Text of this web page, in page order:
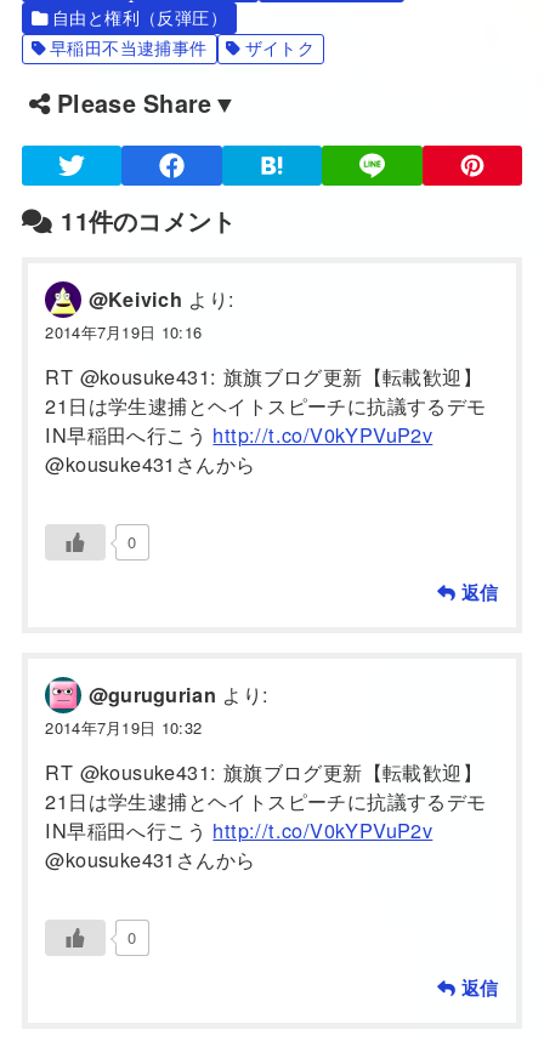
自由と権利（反弾圧）
早稲田不当逮捕事件
ザイトク
Please Share▼
11件のコメント
@Keivich より:
2014年7月19日 10:16
RT @kousuke431: 旗旗ブログ更新【転載歓迎】
21日は学生逮捕とヘイトスピーチに抗議するデモ
IN早稲田へ行こう http://t.co/V0kYPVuP2v
@kousuke431さんから
0
返信
@gurugurian より:
2014年7月19日 10:32
RT @kousuke431: 旗旗ブログ更新【転載歓迎】
21日は学生逮捕とヘイトスピーチに抗議するデモ
IN早稲田へ行こう http://t.co/V0kYPVuP2v
@kousuke431さんから
0
返信